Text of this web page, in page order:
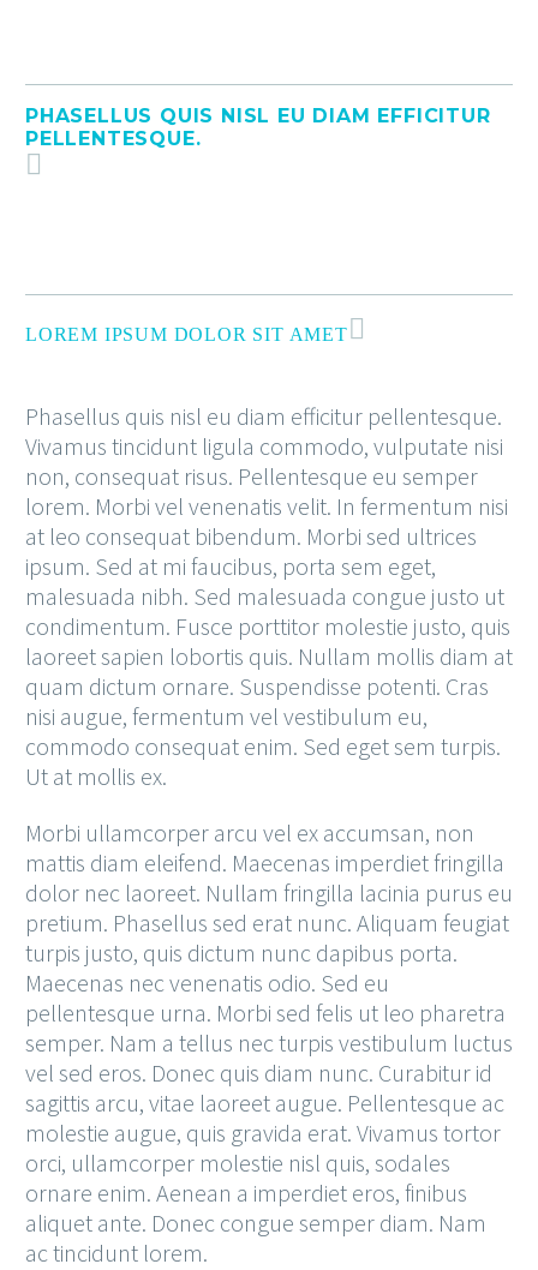
PHASELLUS QUIS NISL EU DIAM EFFICITUR
PELLENTESQUE.
LOREM IPSUM DOLOR SIT AMET
Phasellus quis nisl eu diam efficitur pellentesque.
Vivamus tincidunt ligula commodo, vulputate nisi
non, consequat risus. Pellentesque eu semper
lorem. Morbi vel venenatis velit. In fermentum nisi
at leo consequat bibendum. Morbi sed ultrices
ipsum. Sed at mi faucibus, porta sem eget,
malesuada nibh. Sed malesuada congue justo ut
condimentum. Fusce porttitor molestie justo, quis
laoreet sapien lobortis quis. Nullam mollis diam at
quam dictum ornare. Suspendisse potenti. Cras
nisi augue, fermentum vel vestibulum eu,
commodo consequat enim. Sed eget sem turpis.
Ut at mollis ex.
Morbi ullamcorper arcu vel ex accumsan, non
mattis diam eleifend. Maecenas imperdiet fringilla
dolor nec laoreet. Nullam fringilla lacinia purus eu
pretium. Phasellus sed erat nunc. Aliquam feugiat
turpis justo, quis dictum nunc dapibus porta.
Maecenas nec venenatis odio. Sed eu
pellentesque urna. Morbi sed felis ut leo pharetra
semper. Nam a tellus nec turpis vestibulum luctus
vel sed eros. Donec quis diam nunc. Curabitur id
sagittis arcu, vitae laoreet augue. Pellentesque ac
molestie augue, quis gravida erat. Vivamus tortor
orci, ullamcorper molestie nisl quis, sodales
ornare enim. Aenean a imperdiet eros, finibus
aliquet ante. Donec congue semper diam. Nam
ac tincidunt lorem.